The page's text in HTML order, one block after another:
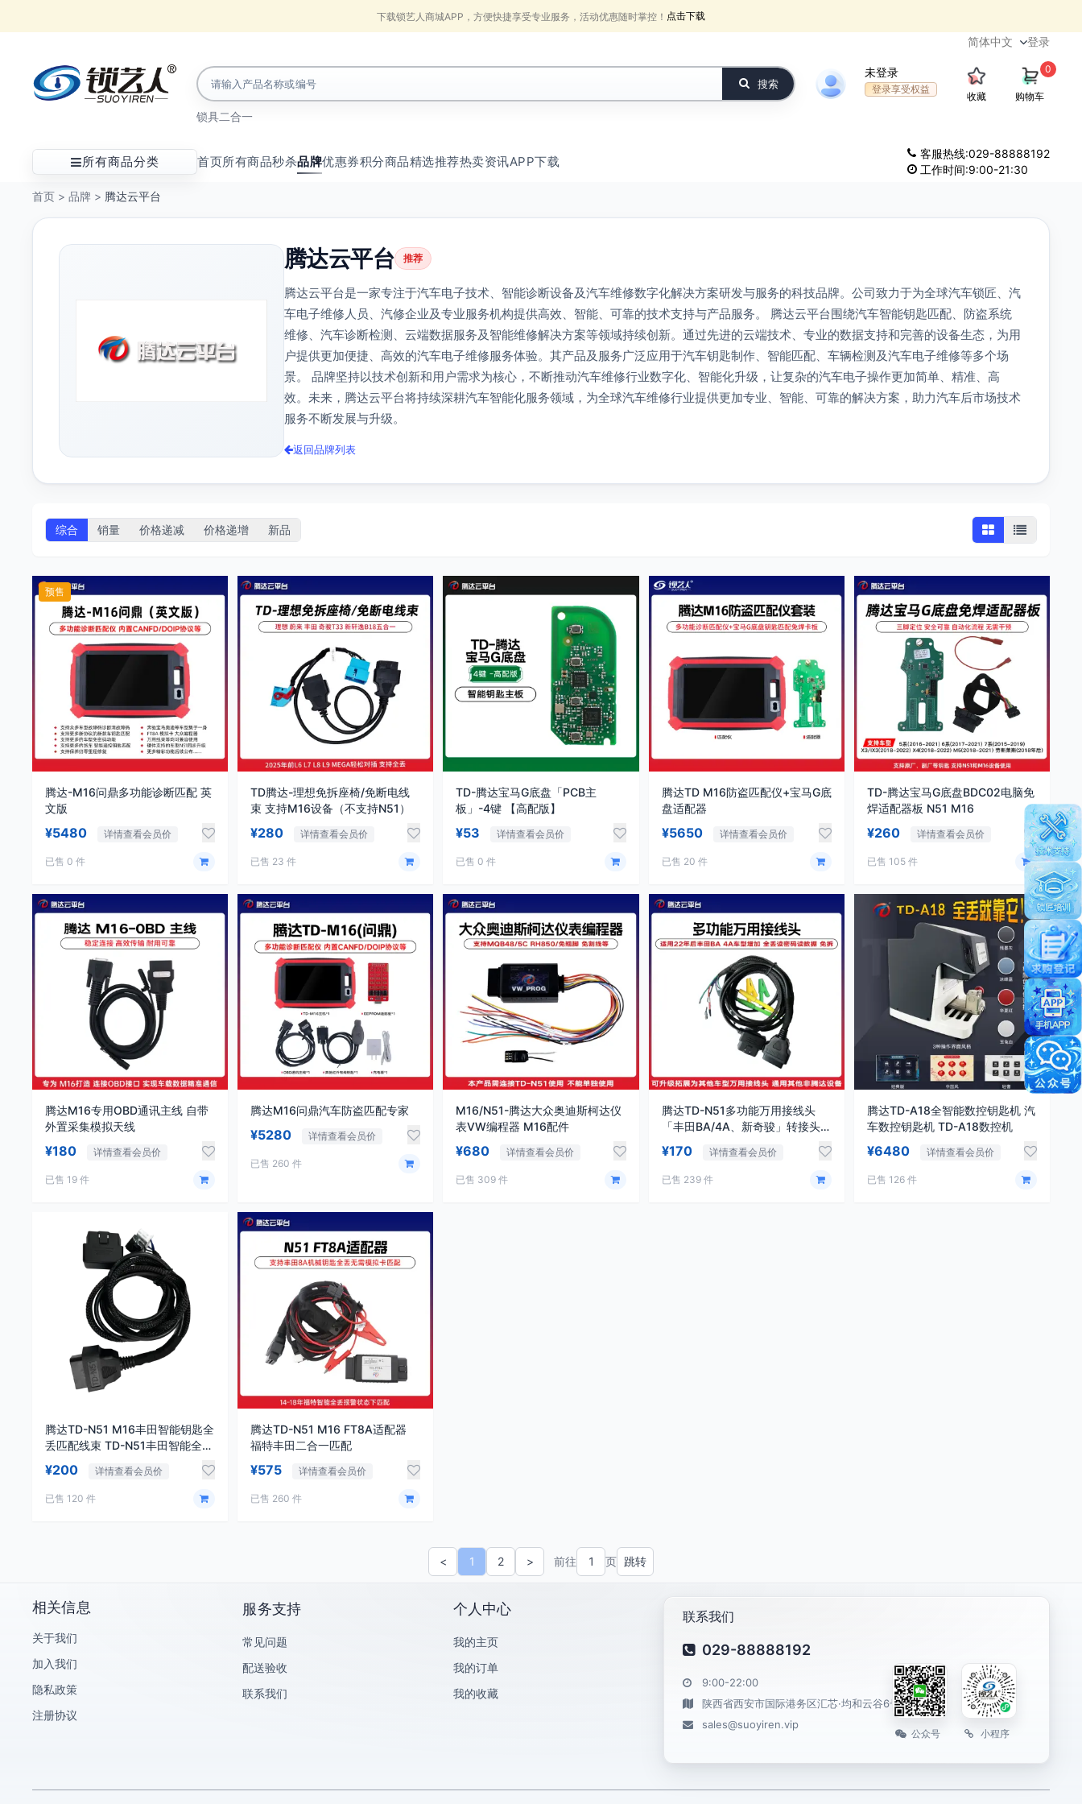
下载锁艺人商城APP，方便快捷享受专业服务，活动优惠随时掌控！ 点击下载
登录
搜索
锁具二合一
未登录
登录享受权益
收藏 购物车
0
所有商品分类 首页所有商品秒杀品牌优惠券积分商品精选推荐热卖资讯APP下载
客服热线:029-88888192
工作时间:9:00-21:30
首页 > 品牌 > 腾达云平台
腾达云平台 推荐
腾达云平台是一家专注于汽车电子技术、智能诊断设备及汽车维修数字化解决方案研发与服务的科技品牌。公司致力于为全球汽车锁匠、汽
车电子维修人员、汽修企业及专业服务机构提供高效、智能、可靠的技术支持与产品服务。 腾达云平台围绕汽车智能钥匙匹配、防盗系统
维修、汽车诊断检测、云端数据服务及智能维修解决方案等领域持续创新。通过先进的云端技术、专业的数据支持和完善的设备生态，为用
户提供更加便捷、高效的汽车电子维修服务体验。其产品及服务广泛应用于汽车钥匙制作、智能匹配、车辆检测及汽车电子维修等多个场
景。 品牌坚持以技术创新和用户需求为核心，不断推动汽车维修行业数字化、智能化升级，让复杂的汽车电子操作更加简单、精准、高
效。未来，腾达云平台将持续深耕汽车智能化服务领域，为全球汽车维修行业提供更加专业、智能、可靠的解决方案，助力汽车后市场技术
服务不断发展与升级。
返回品牌列表
综合 销量 价格递减 价格递增 新品
预售
腾达-M16问鼎多功能诊断匹配 英
文版
¥5480 详情查看会员价
已售 0 件
TD腾达-理想免拆座椅/免断电线
束 支持M16设备（不支持N51）
¥280 详情查看会员价
已售 23 件
TD-腾达宝马G底盘「PCB主
板」-4键 【高配版】
¥53 详情查看会员价
已售 0 件
腾达TD M16防盗匹配仪+宝马G底
盘适配器
¥5650 详情查看会员价
已售 20 件
TD-腾达宝马G底盘BDC02电脑免
焊适配器板 N51 M16
¥260 详情查看会员价
已售 105 件
腾达M16专用OBD通讯主线 自带
外置采集模拟天线
¥180 详情查看会员价
已售 19 件
腾达M16问鼎汽车防盗匹配专家
¥5280 详情查看会员价
已售 260 件
M16/N51-腾达大众奥迪斯柯达仪
表VW编程器 M16配件
¥680 详情查看会员价
已售 309 件
腾达TD-N51多功能万用接线头
「丰田BA/4A、新奇骏」转接头
¥170 详情查看会员价
已售 239 件
腾达TD-A18全智能数控钥匙机 汽
车数控钥匙机 TD-A18数控机
¥6480 详情查看会员价
已售 126 件
腾达TD-N51 M16丰田智能钥匙全
丢匹配线束 TD-N51丰田智能全丢
¥200 详情查看会员价
已售 120 件
腾达TD-N51 M16 FT8A适配器
福特丰田二合一匹配
¥575 详情查看会员价
已售 260 件
&laquo; 上一页
< 1 2 下一页 &raquo;
> 前往 页 跳转
相关信息
关于我们
加入我们
隐私政策
注册协议
服务支持
常见问题
配送验收
联系我们
个人中心
我的主页
我的订单
我的收藏
联系我们
029-88888192
9:00-22:00
陕西省西安市国际港务区汇芯·均和云谷6号楼
sales@suoyiren.vip
公众号 小程序